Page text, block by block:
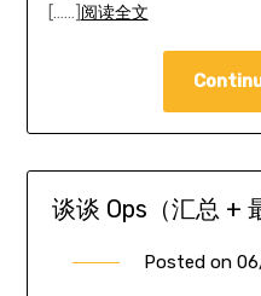
[……] 阅读全文
谈谈 Ops（汇总 +
Posted on